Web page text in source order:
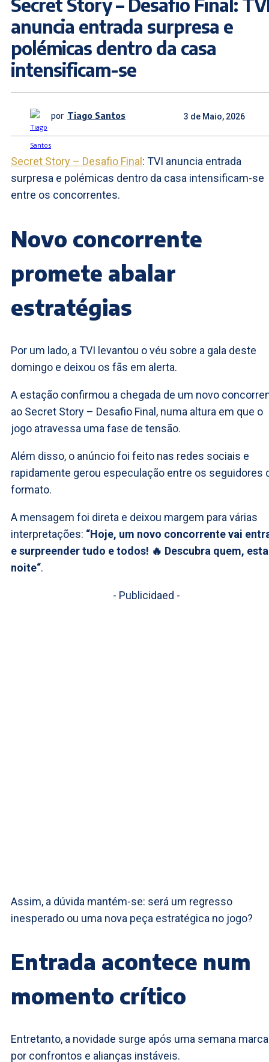
anuncia entrada surpresa e
polémicas dentro da casa
intensificam-se
por Tiago Santos 3 de Maio, 2026
Secret Story – Desafio Final: TVI anuncia entrada
surpresa e polémicas dentro da casa intensificam-se
entre os concorrentes.
Novo concorrente
promete abalar
estratégias
Por um lado, a TVI levantou o véu sobre a gala deste
domingo e deixou os fãs em alerta.
A estação confirmou a chegada de um novo
ao Secret Story – Desafio Final, numa altura em que o
jogo atravessa uma fase de tensão.
Além disso, o anúncio foi feito nas redes sociais e
rapidamente gerou especulação entre os seguidores
formato.
A mensagem foi direta e deixou margem para várias
interpretações: “Hoje, um novo concorrente vai
e surpreender tudo e todos! 🔥 Descubra quem, esta
noite“.
- Publicidaed -
Assim, a dúvida mantém-se: será um regresso
inesperado ou uma nova peça estratégica no jogo?
Entrada acontece num
momento crítico
Entretanto, a novidade surge após uma semana
por confrontos e alianças instáveis.